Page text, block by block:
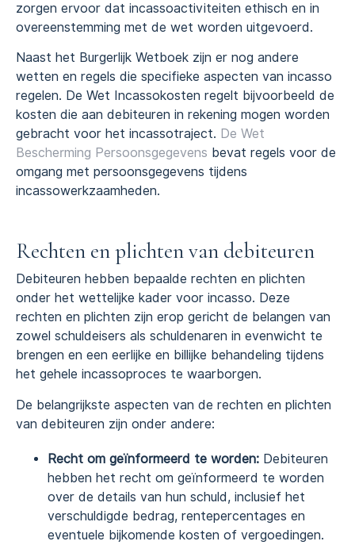
zorgen ervoor dat incassoactiviteiten ethisch en in
overeenstemming met de wet worden uitgevoerd.
Naast het Burgerlijk Wetboek zijn er nog andere
wetten en regels die specifieke aspecten van incasso
regelen. De Wet Incassokosten regelt bijvoorbeeld de
kosten die aan debiteuren in rekening mogen worden
gebracht voor het incassotraject. De Wet
Bescherming Persoonsgegevens bevat regels voor de
omgang met persoonsgegevens tijdens
incassowerkzaamheden.
Rechten en plichten van debiteuren
Debiteuren hebben bepaalde rechten en plichten
onder het wettelijke kader voor incasso. Deze
rechten en plichten zijn erop gericht de belangen van
zowel schuldeisers als schuldenaren in evenwicht te
brengen en een eerlijke en billijke behandeling tijdens
het gehele incassoproces te waarborgen.
De belangrijkste aspecten van de rechten en plichten
van debiteuren zijn onder andere:
Recht om geïnformeerd te worden: Debiteuren
hebben het recht om geïnformeerd te worden
over de details van hun schuld, inclusief het
verschuldigde bedrag, rentepercentages en
eventuele bijkomende kosten of vergoedingen.